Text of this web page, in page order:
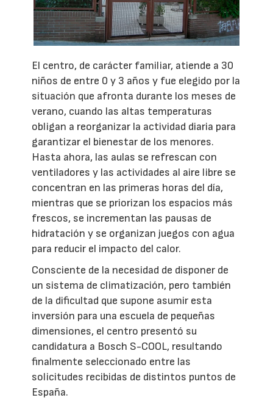
El centro, de carácter familiar, atiende a 30
niños de entre 0 y 3 años y fue elegido por la
situación que afronta durante los meses de
verano, cuando las altas temperaturas
obligan a reorganizar la actividad diaria para
garantizar el bienestar de los menores.
Hasta ahora, las aulas se refrescan con
ventiladores y las actividades al aire libre se
concentran en las primeras horas del día,
mientras que se priorizan los espacios más
frescos, se incrementan las pausas de
hidratación y se organizan juegos con agua
para reducir el impacto del calor.
Consciente de la necesidad de disponer de
un sistema de climatización, pero también
de la dificultad que supone asumir esta
inversión para una escuela de pequeñas
dimensiones, el centro presentó su
candidatura a Bosch S-COOL, resultando
finalmente seleccionado entre las
solicitudes recibidas de distintos puntos de
España.